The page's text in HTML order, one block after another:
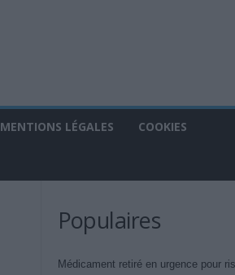
MENTIONS LÉGALES COOKIES
Populaires
Médicament retiré en urgence pour